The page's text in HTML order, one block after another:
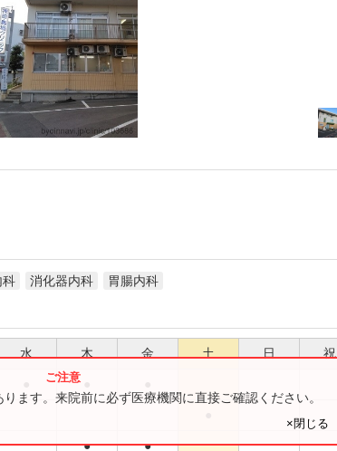
科 消化器内科 胃腸内科
水 木 金 土 日 祝
● ●
ます。来院前に必ず医療機関に直接ご確認ください。
×閉じる